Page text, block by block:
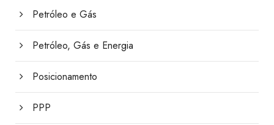
Petróleo e Gás
Petróleo, Gás e Energia
Posicionamento
PPP